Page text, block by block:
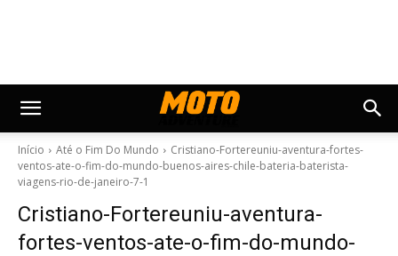
Início Até o Fim Do Mundo
Cristiano-Fortereuniu-aventura-fortes-
ventos-ate-o-fim-do-mundo-buenos-aires-chile-bateria-baterista-
viagens-rio-de-janeiro-7-1
Cristiano-Fortereuniu-aventura-
fortes-ventos-ate-o-fim-do-mundo-